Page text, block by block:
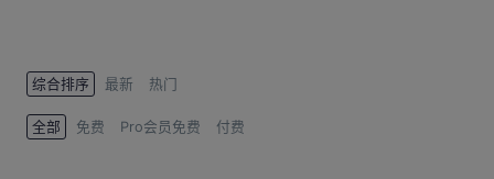
综合排序 最新 热门
全部 免费 Pro会员免费 付费